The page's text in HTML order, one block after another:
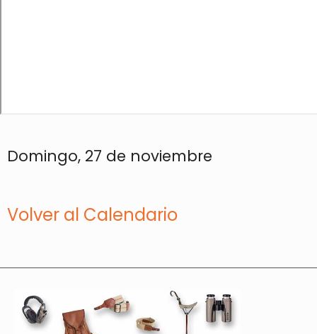
Domingo, 27 de noviembre
Volver al Calendario